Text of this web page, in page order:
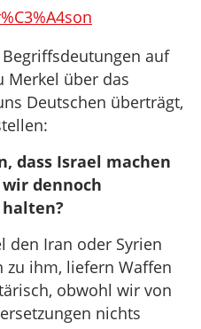
auf
Merkel über das
Deutschen überträgt,
dass Israel machen
dennoch
den Iran oder Syrien
ihm, liefern Waffen
obwohl wir von
nichts